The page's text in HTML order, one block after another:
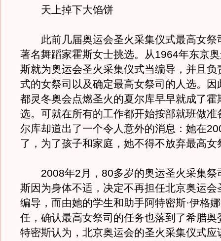
天上掉下大馅饼
此前几届奥运会圣火采集仪式最高女祭
著名舞蹈家霍斯女士挑选。从1964年东京
斯就为奥运会圣火采集仪式当编导，并且负
式的女祭司以及确定最高女祭司的人选。
都灵冬奥会点燃圣火的夏尔库早早就成了霍
选。可就在所有的工作都开始按部就班做准
尔库却道出了一个令人意外的消息：她在
了，为了孩子和家庭，她不得不放弃最高女
2008年2月，80多岁的奥运圣火采集祭
斯因为身体不适，决定不再担任北京奥运会
编导，而由她的学生和助手阿特密斯·伊格
任，确认最高女祭司的任务也落到了希腊奥
特密斯认为，北京奥运会的圣火采集仪式应